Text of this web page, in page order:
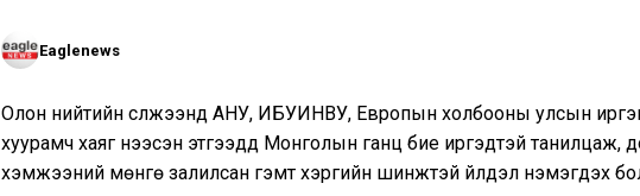
Eaglenews
Олон нийтийн сүлжээнд АНУ, ИБУИНВУ, Европын холбооны улсын
хуурамч хаяг нээсэн этгээдүүд Монголын ганц бие иргэдтэй танилцаж,
хэмжээний мөнгө залилсан гэмт хэргийн шинжтэй үйлдэл нэмэгдэх